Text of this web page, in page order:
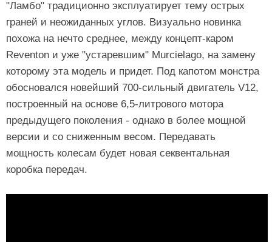
"Ламбо" традиционно эксплуатирует тему острых
граней и неожиданных углов. Визуально новинка
похожа на нечто среднее, между концепт-каром
Reventon и уже "устаревшим" Murcielago, на замену
которому эта модель и придет. Под капотом монстра
обосновался новейший 700-сильный двигатель V12,
построенный на основе 6,5-литрового мотора
предыдущего поколения - однако в более мощной
версии и со сниженным весом. Передавать
мощность колесам будет новая секвентальная
коробка передач.